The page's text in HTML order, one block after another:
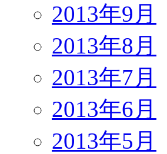
2013年9月
2013年8月
2013年7月
2013年6月
2013年5月